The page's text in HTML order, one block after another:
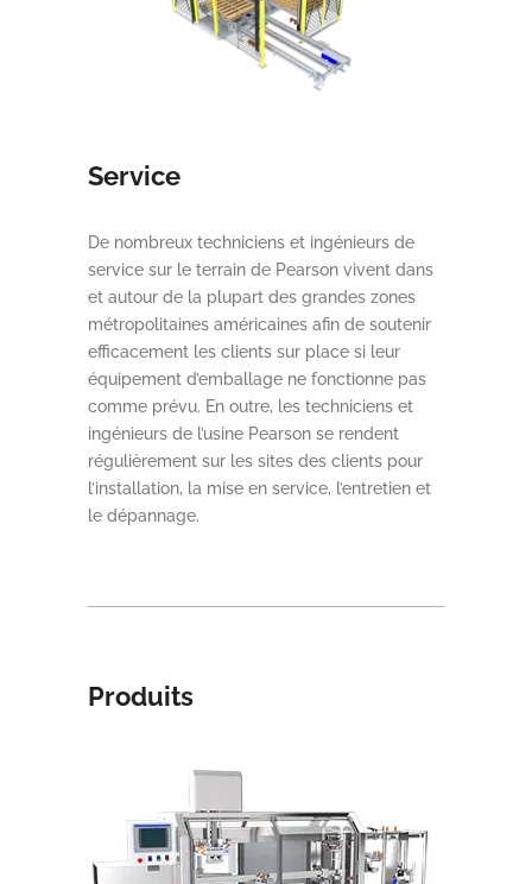
Service
De nombreux techniciens et ingénieurs de
service sur le terrain de Pearson vivent dans
et autour de la plupart des grandes zones
métropolitaines américaines afin de soutenir
efficacement les clients sur place si leur
équipement d’emballage ne fonctionne pas
comme prévu. En outre, les techniciens et
ingénieurs de l’usine Pearson se rendent
régulièrement sur les sites des clients pour
l’installation, la mise en service, l’entretien et
le dépannage.
Produits